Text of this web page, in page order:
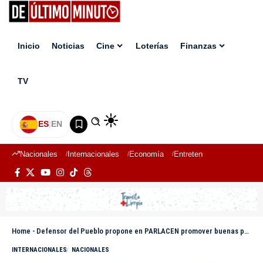
Inicio Noticias Cine Loterías Finanzas
TV
ES|EN
Nacionales Internacionales Economía Entretenimiento
Home - Defensor del Pueblo propone en PARLACEN promover buenas prácticas que garanticen derechos humanos
INTERNACIONALES NACIONALES